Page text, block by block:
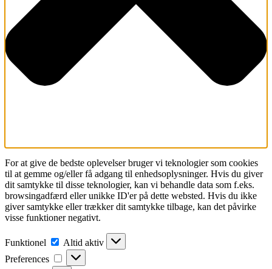
For at give de bedste oplevelser bruger vi teknologier som cookies
til at gemme og/eller få adgang til enhedsoplysninger. Hvis du giver
dit samtykke til disse teknologier, kan vi behandle data som f.eks.
browsingadfærd eller unikke ID'er på dette websted. Hvis du ikke
giver samtykke eller trækker dit samtykke tilbage, kan det påvirke
visse funktioner negativt.
Funktionel Funktionel
Altid aktiv
Preferences
Preferences